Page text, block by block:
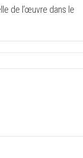
de l’œuvre dans le